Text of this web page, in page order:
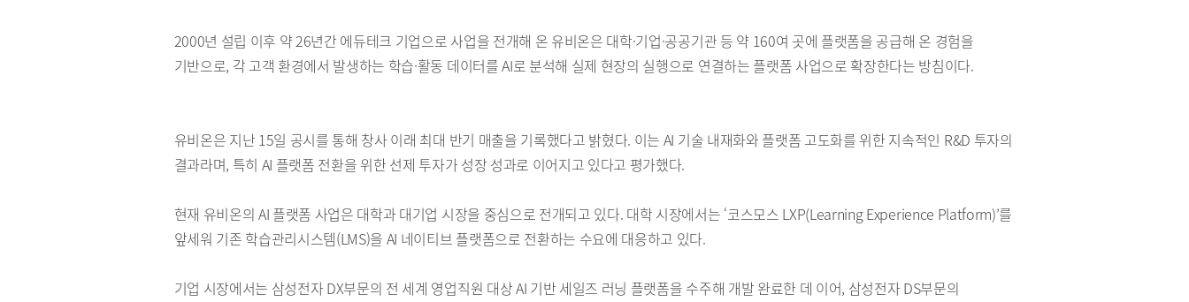
2000년 설립 이후 약 26년간 에듀테크 기업으로 사업을 전개해 온 유비온은 대학·기업·공공기관 등 약 160여 곳에 플랫폼을 공급해 온 경험을
기반으로, 각 고객 환경에서 발생하는 학습·활동 데이터를 AI로 분석해 실제 현장의 실행으로 연결하는 플랫폼 사업으로 확장한다는 방침이다.
유비온은 지난 15일 공시를 통해 창사 이래 최대 반기 매출을 기록했다고 밝혔다. 이는 AI 기술 내재화와 플랫폼 고도화를 위한 지속적인 R&D 투자의
결과라며, 특히 AI 플랫폼 전환을 위한 선제 투자가 성장 성과로 이어지고 있다고 평가했다.
현재 유비온의 AI 플랫폼 사업은 대학과 대기업 시장을 중심으로 전개되고 있다. 대학 시장에서는 ‘코스모스 LXP(Learning Experience Platform)’를
앞세워 기존 학습관리시스템(LMS)을 AI 네이티브 플랫폼으로 전환하는 수요에 대응하고 있다.
기업 시장에서는 삼성전자 DX부문의 전 세계 영업직원 대상 AI 기반 세일즈 러닝 플랫폼을 수주해 개발 완료한 데 이어, 삼성전자 DS부문의